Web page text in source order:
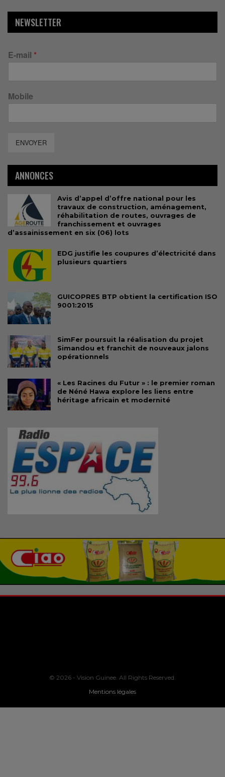
NEWSLETTER
E-mail *
Mobile
ENVOYER
ANNONCES
Avis d’appel d’offre national pour les
travaux de construction, aménagement,
réhabilitation de routes, ouvrages de
franchissement et ouvrages
d’assainissement en six (06) lots
EDG justifie les coupures d’électricité dans
plusieurs quartiers
GUICOPRES BTP obtient la certification ISO
9001:2015
SimFer poursuit la réalisation du projet
Simandou et franchit de nouveaux jalons
opérationnels
« Les Racines du Futur » : le premier roman
de Néné Hawa explore les liens entre
héritage africain et modernité
© 2026 - Vision Guinee. All Rights Reserved.
Mentions légales